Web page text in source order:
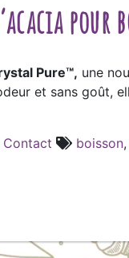
pour
Pure™, une
et sans goût,
Contact boisson,